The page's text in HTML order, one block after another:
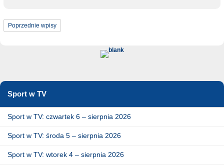
Poprzednie wpisy
Sport w TV
Sport w TV: czwartek 6 – sierpnia 2026
Sport w TV: środa 5 – sierpnia 2026
Sport w TV: wtorek 4 – sierpnia 2026